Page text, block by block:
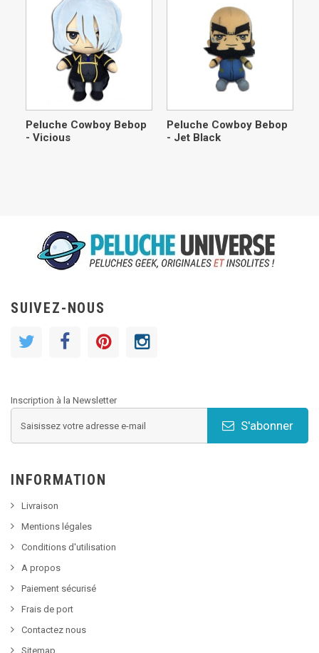
Peluche Cowboy Bebop
- Vicious
Peluche Cowboy Bebop
- Jet Black
SUIVEZ-NOUS
Inscription à la Newsletter
S'abonner
INFORMATION
Livraison
Mentions légales
Conditions d'utilisation
A propos
Paiement sécurisé
Frais de port
Contactez nous
Sitemap